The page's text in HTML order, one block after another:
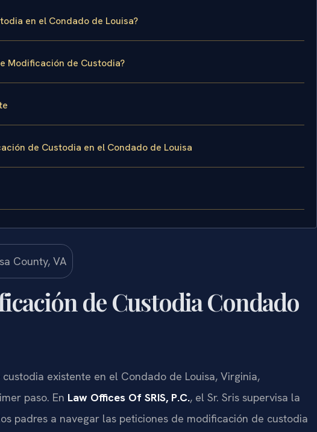
en el Condado de Louisa?
Modificación de Custodia?
de Custodia en el Condado de Louisa
de Custodia Condado
existente en el Condado de Louisa, Virginia,
paso. En Law Offices Of SRIS, P.C., el Sr. Sris supervisa la
padres a navegar las peticiones de modificación de custodia